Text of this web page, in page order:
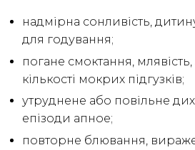
надмірна сонливість,
для годування;
погане смоктання,
кількості мокрих підгузків;
утруднене або повільне
епізоди апное;
повторне блювання,